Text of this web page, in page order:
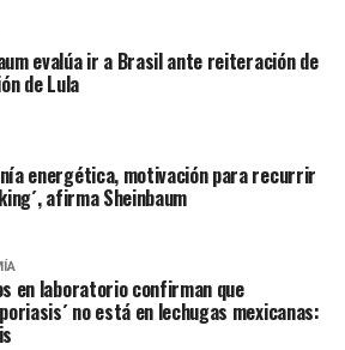
evalúa ir a Brasil ante reiteración de
de Lula
energética, motivación para recurrir
afirma Sheinbaum
en laboratorio confirman que
no está en lechugas mexicanas: